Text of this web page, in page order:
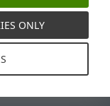
Gestisci cookie
ONLY